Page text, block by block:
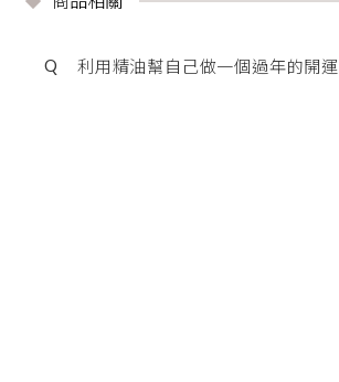
Q 利用精油幫自己做一個過年的開運